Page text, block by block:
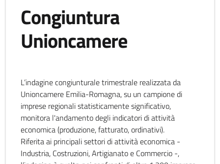
Congiuntura
Unioncamere
L’indagine congiunturale trimestrale realizzata da
Unioncamere Emilia-Romagna, su un campione di
imprese regionali statisticamente significativo,
monitora l'andamento degli indicatori di attività
economica (produzione, fatturato, ordinativi).
Riferita ai principali settori di attività economica -
Industria, Costruzioni, Artigianato e Commercio -,